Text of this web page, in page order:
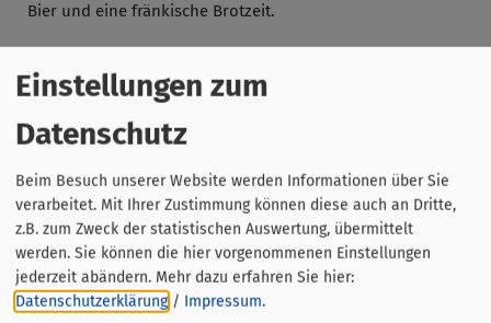
Bier und eine fränkische Brotzeit.
Wichtiger Hinweis zur Teilnahme an der Führung:
Bitte drucke die „Sicherheitsbestimmungen für
Stollenanlagen“ aus,unterschreibe
bringe es zur Führung mit.
Ohne das unterschriebene Formular ist eine Teilnahme
leider nicht möglich.
Gut zu wissen
Einstellungen zum
Datenschutz
Beim Besuch unserer Website werden Informationen über Sie
verarbeitet. Mit Ihrer Zustimmung können diese auch an Dritte,
z.B. zum Zweck der statistischen Auswertung, übermittelt
werden. Sie können die hier vorgenommenen Einstellungen
jederzeit abändern. Mehr dazu erfahren Sie hier:
Datenschutzerklärung / Impressum.